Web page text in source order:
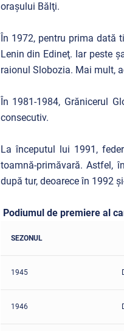
oraşului Bălţi.
În 1972, pentru prima dată
Lenin din Edineţ. Iar peste
raionul Slobozia. Mai mult,
În 1981-1984, Grănicerul
consecutiv.
La începutul lui 1991,
toamnă-primăvară. Astfel,
după tur, deoarece în 1992
Podiumul de premiere al
SEZONUL
1945
1946